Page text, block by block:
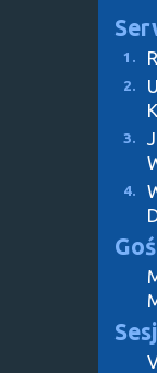
1.
2.
3.
4.